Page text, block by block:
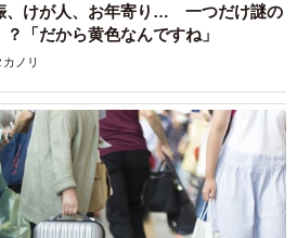
、けが人、お年寄り… 一つだけ謎の
？「だから黄色なんですね」
ノリ